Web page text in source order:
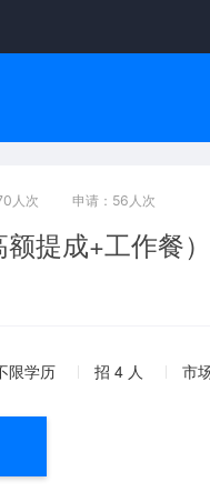
人次 申请：56人次
提成+工作餐）
限学历 招 4 人 市